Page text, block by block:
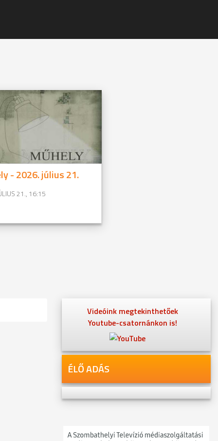
- 2026. július 21.
21., 16:15
Videóink megtekinthetőek
Youtube-csatornánkon is!
ÉLŐ ADÁS